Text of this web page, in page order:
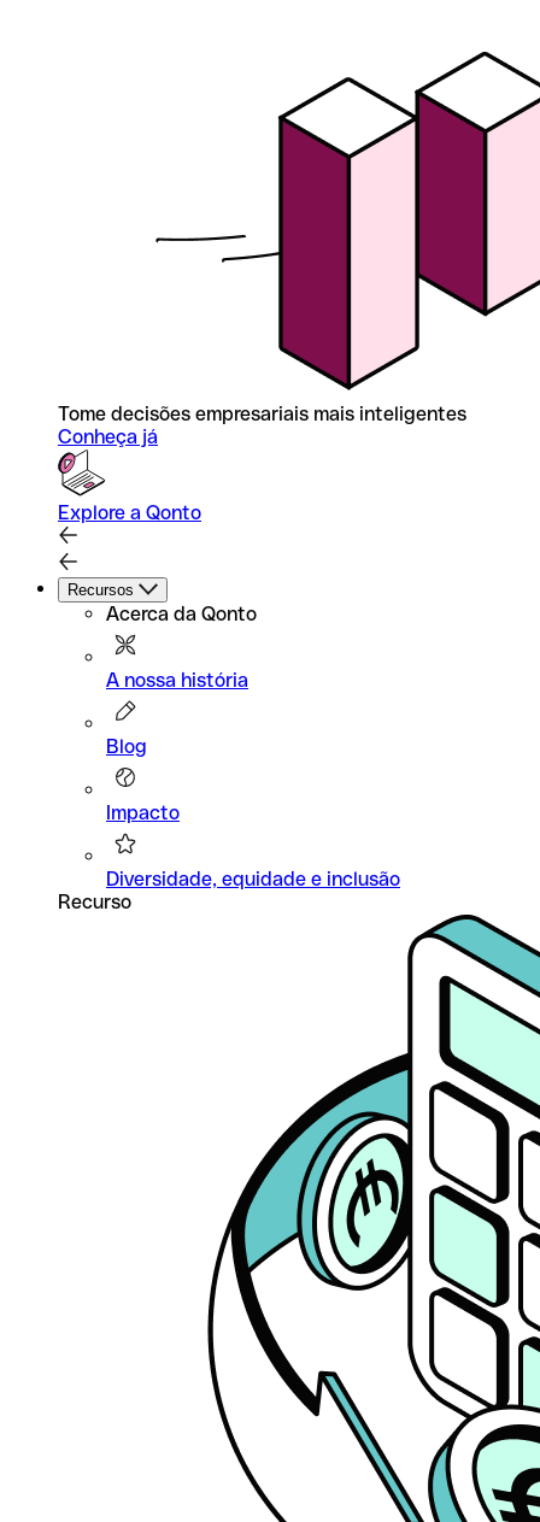
Tome decisões empresariais mais inteligentes
Conheça já
Explore a Qonto
Recursos
Acerca da Qonto
A nossa história
Blog
Impacto
Diversidade, equidade e inclusão
Recurso